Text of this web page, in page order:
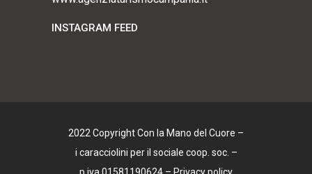
INSTAGRAM FEED
2022 Copyright Con la Mano del Cuore –
i caracciolini per il sociale coop. soc. –
p.iva 01581190624 – Privacy policy